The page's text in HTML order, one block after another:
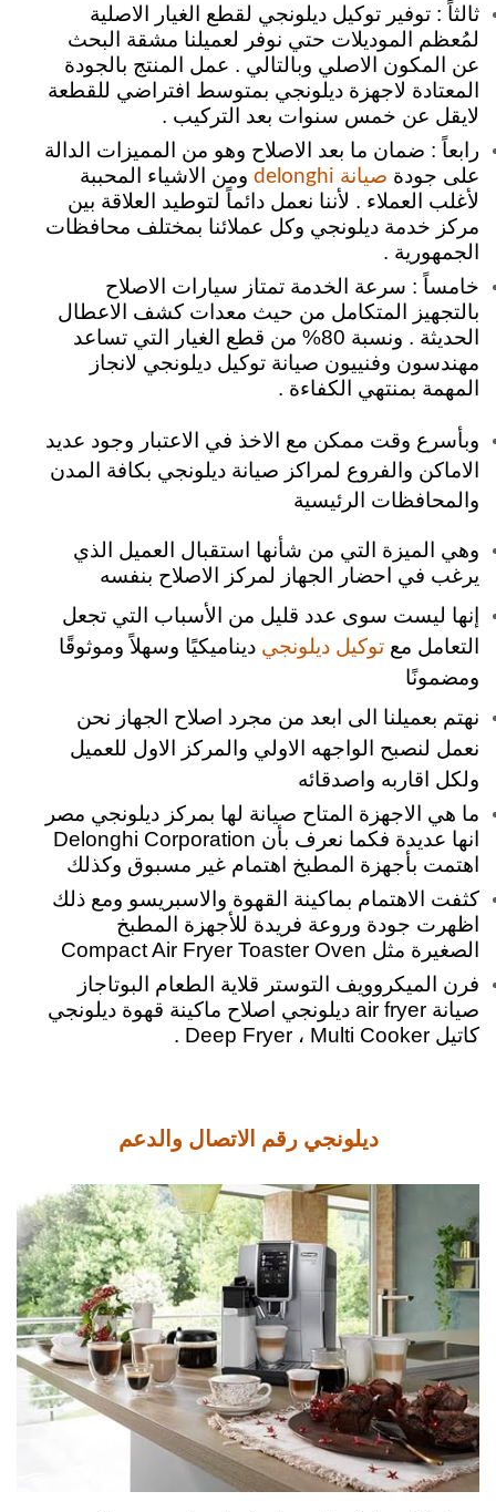
ثالثاً : توفير توكيل ديلونجي لقطع الغيار الاصلية
لمُعظم الموديلات حتي نوفر لعميلنا مشقة البحث
عن المكون الاصلي وبالتالي . عمل المنتج بالجودة
المعتادة لاجهزة ديلونجي بمتوسط افتراضي للقطعة
لايقل عن خمس سنوات بعد التركيب .
رابعاً : ضمان ما بعد الاصلاح وهو من المميزات الدالة
على جودة صيانة delonghi
ومن الاشياء المحببة
لأغلب العملاء . لأننا نعمل دائماً لتوطيد العلاقة بين
مركز خدمة ديلونجي وكل عملائنا بمختلف محافظات
الجمهورية .
خامساً : سرعة الخدمة تمتاز سيارات الاصلاح
بالتجهيز المتكامل من حيث معدات كشف الاعطال
الحديثة . ونسبة 80% من قطع الغيار التي تساعد
مهندسون وفنييون صيانة توكيل ديلونجي لانجاز
المهمة بمنتهي الكفاءة .
وبأسرع وقت ممكن مع الاخذ في الاعتبار وجود عديد
الاماكن والفروع لمراكز صيانة ديلونجي بكافة المدن
والمحافظات الرئيسية
وهي الميزة التي من شأنها استقبال العميل الذي
يرغب في احضار الجهاز لمركز الاصلاح بنفسه
إنها ليست سوى عدد قليل من الأسباب التي تجعل
التعامل مع توكيل ديلونجي ديناميكيًا وسهلاً وموثوقًا
ومضمونًا
نهتم بعميلنا الى ابعد من مجرد اصلاح الجهاز نحن
نعمل لنصبح الواجهه الاولي والمركز الاول للعميل
ولكل اقاربه واصدقائه
ما هي الاجهزة المتاح صيانة لها بمركز ديلونجي مصر
انها عديدة فكما نعرف بأن Delonghi Corporation
اهتمت بأجهزة المطبخ اهتمام غير مسبوق وكذلك
كثفت الاهتمام بماكينة القهوة والاسبريسو ومع ذلك
اظهرت جودة وروعة فريدة للأجهزة المطبخ
الصغيرة مثل Compact Air Fryer Toaster Oven
فرن الميكروويف التوستر قلاية الطعام البوتاجاز
صيانة air fryer ديلونجي اصلاح ماكينة قهوة ديلونجي
كاتيل Deep Fryer ، Multi Cooker .
ديلونجي رقم الاتصال والدعم